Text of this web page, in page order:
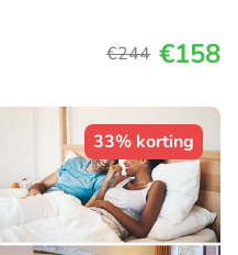
€244 €158
33% korting